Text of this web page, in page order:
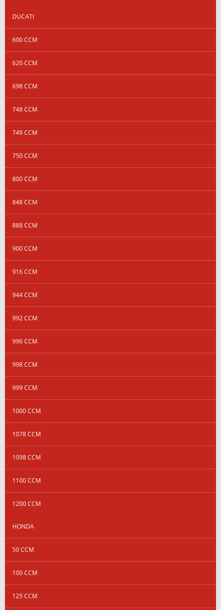
DUCATI
600 CCM
620 CCM
698 CCM
748 CCM
749 CCM
750 CCM
800 CCM
848 CCM
888 CCM
900 CCM
916 CCM
944 CCM
992 CCM
996 CCM
998 CCM
999 CCM
1000 CCM
1078 CCM
1098 CCM
1100 CCM
1200 CCM
HONDA
50 CCM
100 CCM
125 CCM